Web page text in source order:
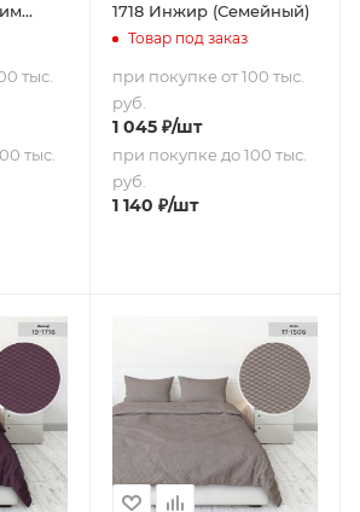
тыс.
тыс.
1718 Инжир (Семейный)
Товар под заказ
при покупке от 100 тыс.
руб.
1 045₽/шт
при покупке до 100 тыс.
руб.
1 140 ₽/шт